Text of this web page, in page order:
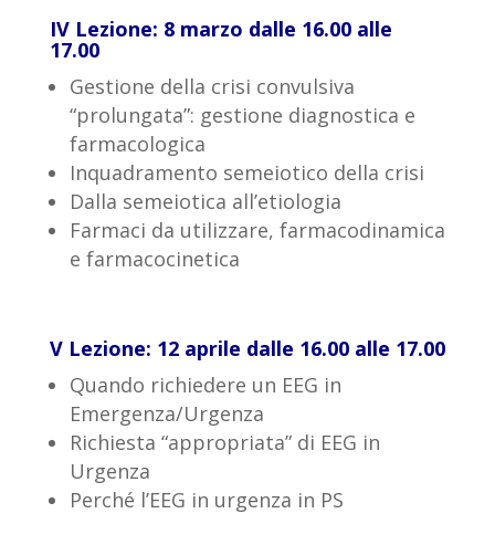
IV Lezione: 8 marzo dalle 16.00 alle
17.00
Gestione della crisi convulsiva
“prolungata”: gestione diagnostica e
farmacologica
Inquadramento semeiotico della crisi
Dalla semeiotica all’etiologia
Farmaci da utilizzare, farmacodinamica
e farmacocinetica
V Lezione: 12 aprile dalle 16.00 alle 17.00
Quando richiedere un EEG in
Emergenza/Urgenza
Richiesta “appropriata” di EEG in
Urgenza
Perché l’EEG in urgenza in PS